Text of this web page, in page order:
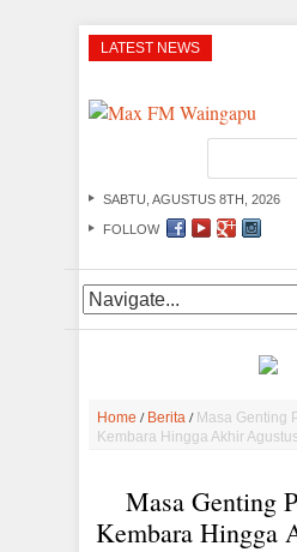
LATEST NEWS
SABTU, AGUSTUS 8TH, 2026
FOLLOW
Home / Berita / Masa Genting
Kembara Hingga Akhir Agustus
Masa Genting
Kembara Hingga